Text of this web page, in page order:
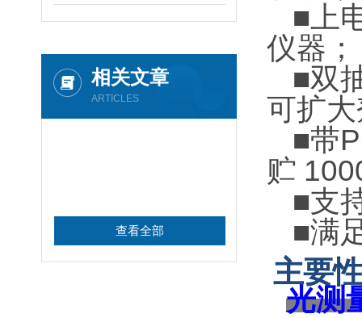
相关文章
ARTICLES
查看全部
■ 上
仪器；
■双
可扩大
■带
贮
■支
■满
主要
光测